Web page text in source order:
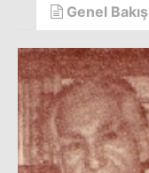
Genel Bakış